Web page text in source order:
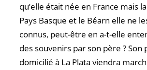
qu’elle était née en France mais
Pays Basque et le Béarn elle ne
connus, peut-être en a-t-elle
des souvenirs par son père ? Son
domicilié à La Plata viendra